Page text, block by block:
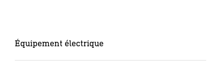
Équipement électrique